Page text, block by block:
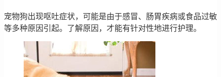
宠物狗出现呕吐症状，可能是由于感冒、肠胃疾病或食品过敏
等多种原因引起。了解原因，才能有针对性地进行护理。